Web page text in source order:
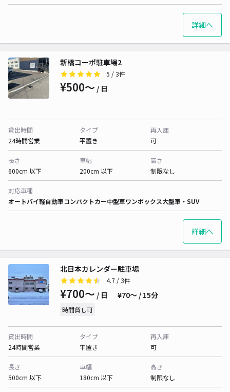
詳細へ
新橋コーポ駐車場2
5 / 3件
¥500〜 / 日
貸出時間
24時間営業
タイプ
平置き
再入庫
可
長さ
600cm 以下
車幅
200cm 以下
高さ
制限なし
対応車種
オートバイ軽自動車コンパクトカー中型車ワンボックス大型車・SUV
詳細へ
北日本カレンダー駐車場
4.7 / 3件
¥700〜 / 日 ¥70〜 / 15分
時間貸し可
貸出時間
24時間営業
タイプ
平置き
再入庫
可
長さ
500cm 以下
車幅
180cm 以下
高さ
制限なし